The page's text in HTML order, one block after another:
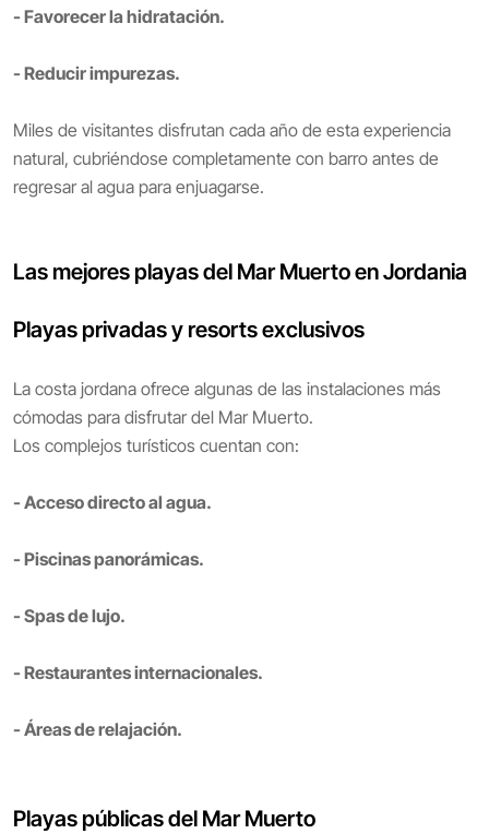
- Favorecer la hidratación.
- Reducir impurezas.
Miles de visitantes disfrutan cada año de esta experiencia
natural, cubriéndose completamente con barro antes de
regresar al agua para enjuagarse.
Las mejores playas del Mar Muerto en Jordania
Playas privadas y resorts exclusivos
La costa jordana ofrece algunas de las instalaciones más
cómodas para disfrutar del Mar Muerto.
Los complejos turísticos cuentan con:
- Acceso directo al agua.
- Piscinas panorámicas.
- Spas de lujo.
- Restaurantes internacionales.
- Áreas de relajación.
Playas públicas del Mar Muerto